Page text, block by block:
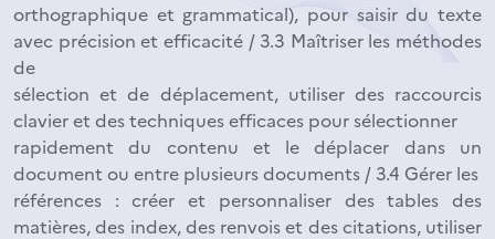
orthographique et grammatical), pour saisir du texte
avec précision et efficacité / 3.3 Maîtriser les méthodes
de
sélection et de déplacement, utiliser des raccourcis
clavier et des techniques efficaces pour sélectionner
rapidement du contenu et le déplacer dans un
document ou entre plusieurs documents / 3.4 Gérer les
références : créer et personnaliser des tables des
matières, des index, des renvois et des citations, utiliser